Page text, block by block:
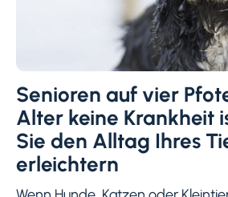
Senioren auf vier
Alter keine Krankheit
Sie den Alltag Ihres
erleichtern